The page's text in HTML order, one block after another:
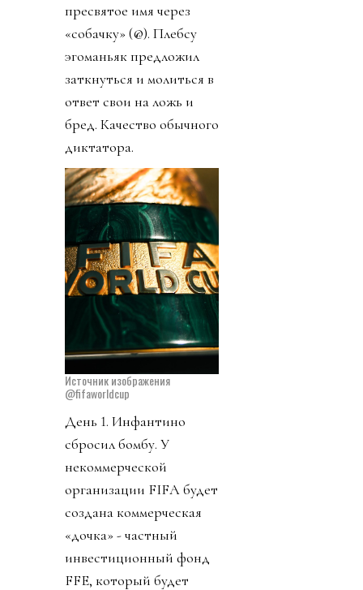
пресвятое имя через
«собачку» (@). Плебсу
эгоманьяк предложил
заткнуться и молиться в
ответ свои на ложь и
бред. Качество обычного
диктатора.
Источник изображения
@fifaworldcup
День 1. Инфантино
сбросил бомбу. У
некоммерческой
организации FIFA будет
создана коммерческая
«дочка» - частный
инвестиционный фонд
FFE, который будет